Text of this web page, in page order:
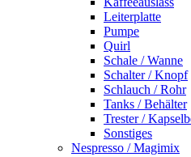
Leiterplatte
Pumpe
Quirl
Schale / Wanne
Schalter / Knopf
Schlauch / Rohr
Tanks / Behälter
Trester /
Sonstiges
Nespresso / Magimix